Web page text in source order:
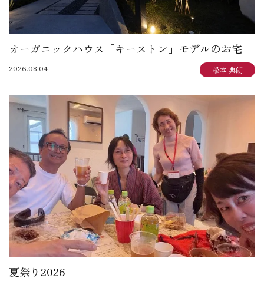
オーガニックハウス「キーストン」モデルのお宅
2026.08.04 松本 典朗
夏祭り2026